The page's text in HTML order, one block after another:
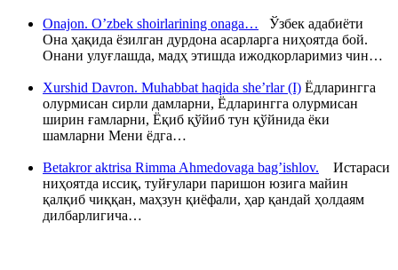
Onajon. O’zbek shoirlarining onaga… Ўзбек адабиёти
Она ҳақида ёзилган дурдона асарларга ниҳоятда бой.
Онани улуғлашда, мадҳ этишда ижодкорларимиз чин…
Xurshid Davron. Muhabbat haqida she’rlar (I) Ёдларингга
олурмисан сирли дамларни, Ёдларингга олурмисан
ширин ғамларни, Ёқиб қўйиб тун қўйнида ёки
шамларни Мени ёдга…
Betakror aktrisa Rimma Ahmedovaga bag’ishlov. Истараси
ниҳоятда иссиқ, туйғулари паришон юзига майин
қалқиб чиққан, маҳзун қиёфали, ҳар қандай ҳолдаям
дилбарлигича…